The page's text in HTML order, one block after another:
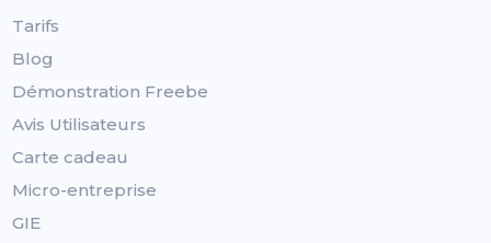
Tarifs
Blog
Démonstration Freebe
Avis Utilisateurs
Carte cadeau
Micro-entreprise
GIE